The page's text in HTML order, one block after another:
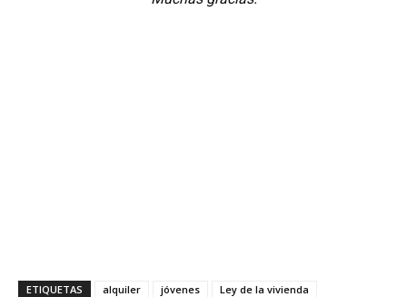
ETIQUETAS alquiler jóvenes Ley de la vivienda